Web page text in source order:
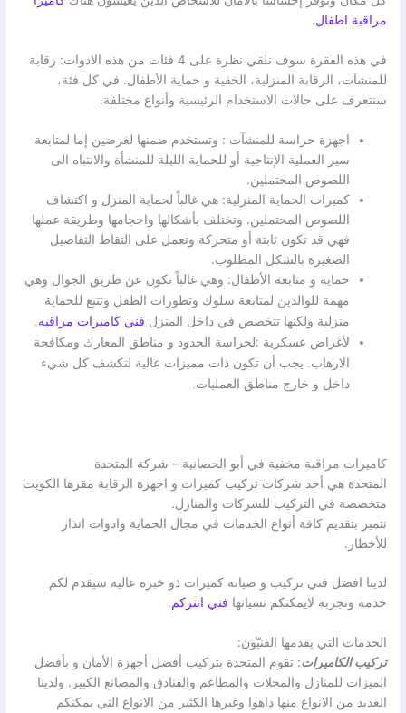
مراقبة اطفال.
في هذه الفقرة سوف نلقي نظرة على 4 فئات من هذه الادوات: رقابة
للمنشآت، الرقابة المنزلية، الخفية و حماية الأطفال. في كل فئة،
سنتعرف على حالات الاستخدام الرئيسية وأنواع مختلفة.
اجهزة حراسة للمنشآت : وتستخدم ضمنها لغرضين إما لمتابعة
سير العملية الإنتاجية أو للحماية الليلة للمنشأة والانتباه الى
اللصوص المحتملين.
كميرات الحماية المنزلية: هي غالباً لحماية المنزل و اكتشاف
اللصوص المحتملين. وتختلف بأشكالها واحجامها وطريقة عملها
فهي قد تكون ثابتة أو متحركة وتعمل على التقاط التفاصيل
الصغيرة بالشكل المطلوب.
حماية و متابعة الأطفال: وهي غالباً تكون عن طريق الجوال وهي
مهمة للوالدين لمتابعة سلوك وتطورات الطفل وتتبع للحماية
منزلية ولكنها تتخصص في داخل المنزل فني كاميرات مراقبه.
لأغراض عسكرية :لحراسة الحدود و مناطق المعارك ومكافحة
الارهاب. يجب أن تكون ذات مميزات عالية لتكشف كل شيء
داخل و خارج مناطق العمليات.
كاميرات مراقبة مخفية في أبو الحصانية – شركة المتحدة
المتحدة هي أحد شركات تركيب كميرات و اجهزة الرقابة مقرها الكويت
متخصصة في التركيب للشركات والمنازل.
نتميز بتقديم كافة أنواع الخدمات في مجال الحماية وادوات انذار
للأخطار.
لدينا افضل فني تركيب و صيانة كميرات ذو خبرة عالية سيقدم لكم
خدمة وتجربة لايمكنكم نسيانها فني انتركم.
الخدمات التي يقدمها الفنيّون:
تركيب الكاميرات: تقوم المتحدة بتركيب أفضل أجهزة الأمان و بأفضل
الميزات للمنازل والمحلات والمطاعم والفنادق والمصانع الكبير. ولدينا
العديد من الانواع منها داهوا وغيرها الكثير من الانواع التي يمكنكم